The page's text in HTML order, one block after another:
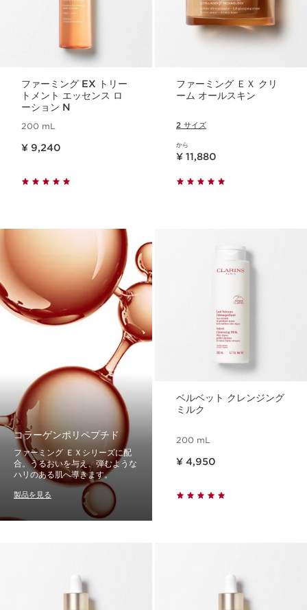
ファーミング EX トリー
トメント エッセンス ロ
ーション N
200 mL
¥ 9,240
ファーミング ＥＸ クリ
ーム オールスキン
2 サイズ
から
現在表示中の製品の価格 ¥ 11,880
¥ 11,880
コラーゲンポリペプチド
ファーミング ＥＸシリーズに配
合。うるおいを与え、弾むような
ハリのある肌へ導きます。
製品を見る
ベルベット クレンジング
ミルク
200 mL
¥ 4,950